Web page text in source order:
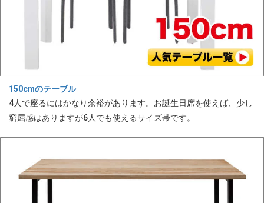
150cmのテーブル
4人で座るにはかなり余裕があります。お誕生日席を使えば、少し
窮屈感はありますが6人でも使えるサイズ帯です。